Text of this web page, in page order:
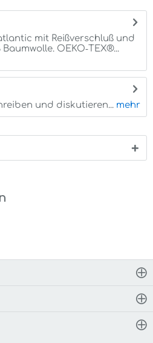
mit Reißverschluß und
OEKO‑TEX®...
und diskutieren... mehr